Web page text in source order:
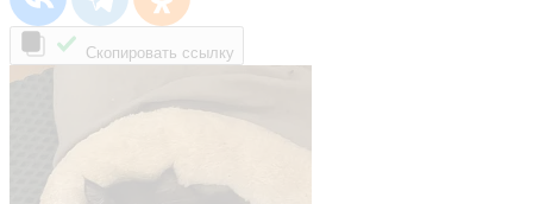
Скопировать ссылку